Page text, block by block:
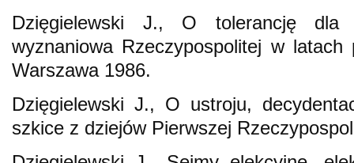
Dzięgielewski J., O tolerancję dla
wyznaniowa Rzeczypospolitej w latach
Warszawa 1986.
Dzięgielewski J., O ustroju,
szkice z dziejów Pierwszej